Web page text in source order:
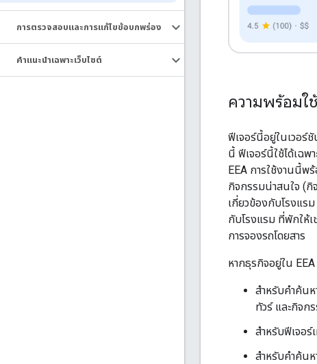
การตรวจสอบและการแก้ไขข้อบกพร่อง
คำแนะนำเฉพาะเว็บไซต์
ความพร้อมใ
ฟีเจอร์นี้อยู่ในเวอร์
นี้ ฟีเจอร์นี้ใช้ได้เฉพ
EEA การใช้งานนี้
กิจกรรมน่าสนใจ (กิ
เกี่ยวข้องกับโรงแร
กับโรงแรม ที่พักให้เ
การจองรถโดยสาร
หากธุรกิจอยู่ใน
สําหรับคําค้น
ทัวร์ และกิจก
สำหรับฟีเจอร์
สําหรับคําค้น